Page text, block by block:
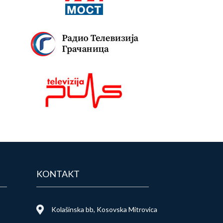
KONTAKT
Kolašinska bb, Kosovska Mitrovica